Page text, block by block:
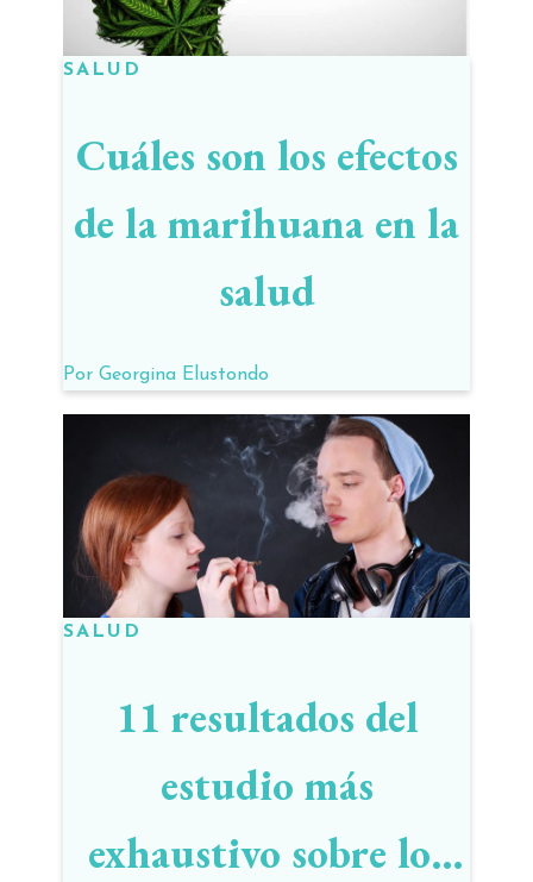
SALUD
Cuáles son los efectos
de la marihuana en la
salud
Por Georgina Elustondo
SALUD
11 resultados del
estudio más
exhaustivo sobre los